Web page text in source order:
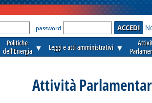
per accedere'
password
Politiche
dell'Energia ▼ Leggi e atti amministrativi ▼
Attività